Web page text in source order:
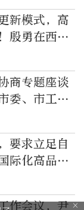
新模式，高
殷勇在西城
调研城市更
商专题座谈
委、市工商
党派人士代
要求立足自
际化高品
城”融合的
作会议，尹